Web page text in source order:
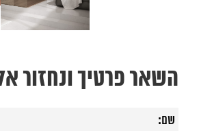
השאר פרטיך ונחזור